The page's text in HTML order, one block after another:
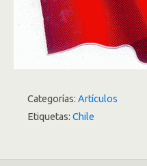
Categorías: Artículos
Etiquetas: Chile